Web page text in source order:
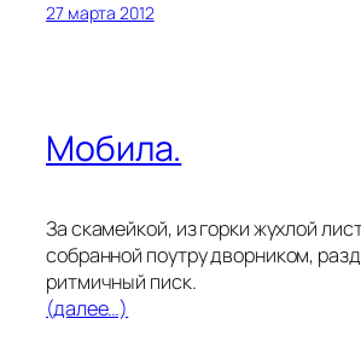
27 марта 2012
Мобила.
За скамейкой, из горки жухлой
собранной поутру дворником,
ритмичный писк.
(далее…)